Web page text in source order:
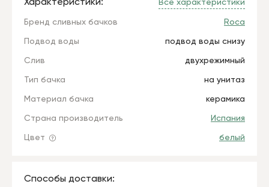
Характеристики: Все характеристики
Бренд сливных бачков Roca
Подвод воды подвод воды снизу
Слив двухрежимный
Тип бачка на унитаз
Материал бачка керамика
Страна производитель Испания
Цвет белый
Способы доставки: